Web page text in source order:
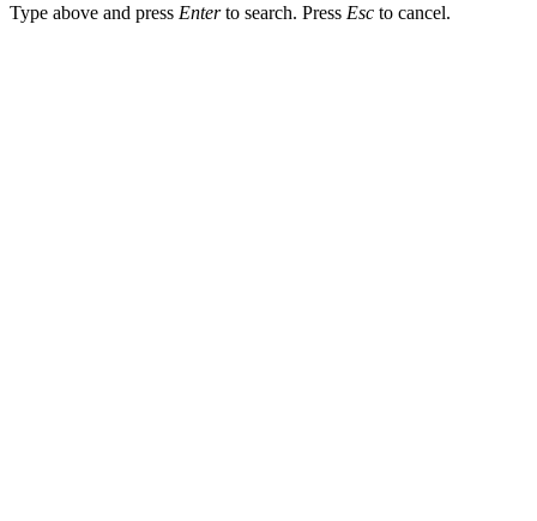
Type above and press Enterto search. Press Esc to cancel.